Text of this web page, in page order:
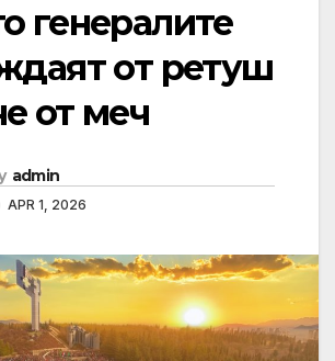
генералите
от ретуш
от меч
admin
APR 1, 2026